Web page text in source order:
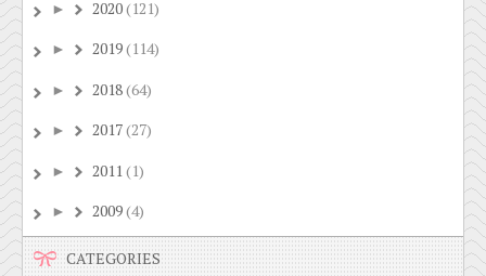
► 2020(121)
► 2019(114)
► 2018(64)
► 2017(27)
► 2011(1)
► 2009(4)
CATEGORIES